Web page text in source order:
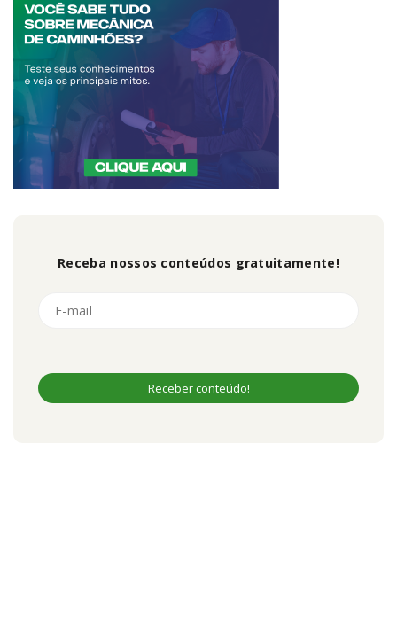
Receba nossos conteúdos gratuitamente!